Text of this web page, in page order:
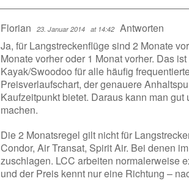
Florian 23. Januar 2014 at 14:42 Antworten
Ja, für Langstreckenflüge sind 2 Monate
Monate vorher oder 1 Monat vorher. Das
Kayak/Swoodoo für alle häufig
Preisverlaufschart, der genauere
Kaufzeitpunkt bietet. Daraus kann man
machen.
Die 2 Monatsregel gilt nicht für
Condor, Air Transat, Spirit Air. Bei denen
zuschlagen. LCC arbeiten normalerweise
und der Preis kennt nur eine Richtung –